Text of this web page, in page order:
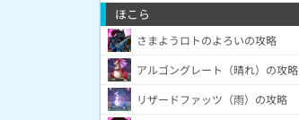
ほこら
さまようロトのよろいの攻略
アルゴングレート（晴れ）の攻略
リザードファッツ（雨）の攻略